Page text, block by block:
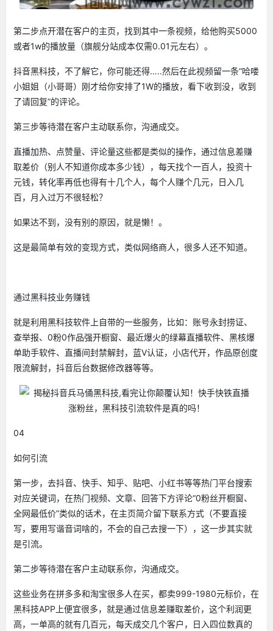
第二步点开潜在客户的主页，找到其中一条视频，给他购买5000
或者1w的播放量（旗舰分站成本仅需0.01元左右）。
抖音黑科技，不了解它，你可能还得…..然后在此视频留一条“哈喽
小姐姐（小哥哥）刚才给你安排了1W的播放，看下收到没，收到
了请回复”的评论。
第三步等待潜在客户主动联系你，沟通成交。
直播加热、点赞量、评论量这些都是类似的操作，通过信息差赚
取差价（别人不知道你成本多少钱），每天找个一百人，投资十
元钱，转化率再低也得有十几个人，每个人赚个几元，日入几
百，月入过万不很轻松？
如果达不到，没有别的原因，就是懒！。
这是最简单有效的变现方式，类似网络商人，很多人还不知道。
通过黑科技业务赚钱
就是利用黑科技软件上自带的一些服务，比如：账号永封捞证、
查举报、0粉0作品强开橱窗、最近爆火的绿幕直播软件、黑核爆
单助手软件、直播间封禁解封，蓝V认证，小店代开，作品原创度
限流解封，抖音后台数据修改器等等。
04
如何引流
第一步，去抖音、快手、知乎、贴吧、小红书等等热门平台搜索
对应关键词，在热门视频、文章、回答下方评论“0粉丝开橱窗、
全网最低价”类似的话术，在主页简介留下联系方式（不要直接
写，要用写谐音词啥的，不会的自己去搜一下），这一步其实就
是引流。
第二步等待潜在客户主动联系你，沟通成交。
这些业务在拼多多和淘宝很多人在买，都卖999-1980元标价，在
黑科技APP上便宜很多，就是通过信息差赚取差价，这个利润更
高，一单高的就有几百元，每天成交几个客户，日入四位数真的